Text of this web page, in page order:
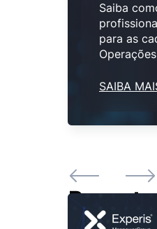
Saiba
para as
SAIBA